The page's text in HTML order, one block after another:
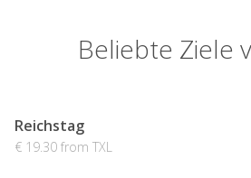
Beliebte Ziele
Reichstag
€ 19.30 from TXL